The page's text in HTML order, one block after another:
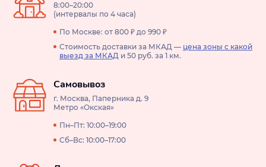
8:00–20:00
(интервалы по 4 часа)
По Москве: от 800 ₽ до 990 ₽
Стоимость доставки за МКАД — цена зоны с какой
выезд за МКАД и 50 руб. за 1 км.
Самовывоз
г. Москва, Паперника д. 9
Метро «Окская»
Пн–Пт: 10:00–19:00
Сб–Вс: 10:00–17:00